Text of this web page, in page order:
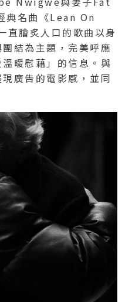
名曲《Lean On
直膾炙人口的歌曲以身
結為主題，完美呼應
暖慰藉」的信息。與
廣告的電影感，並同